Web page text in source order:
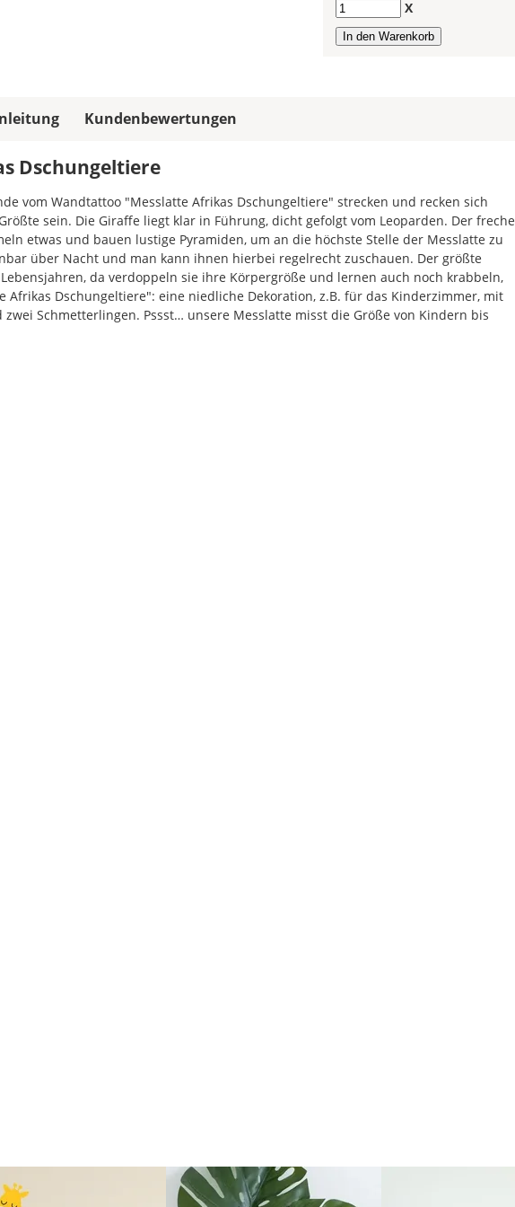
das
Wandtattoo
Soll
das
Wandtattoo
gespiegelt
werden?
Fr., 14.08. - Di.,
Anzahl X
Dschungeltiere
vom Wandtattoo "Messlatte Afrikas Dschungeltiere" strecken und recken sich
sein. Die Giraffe liegt klar in Führung, dicht gefolgt vom Leoparden. Der freche
etwas und bauen lustige Pyramiden, um an die höchste Stelle der Messlatte zu
über Nacht und man kann ihnen hierbei regelrecht zuschauen. Der größte
da verdoppeln sie ihre Körpergröße und lernen auch noch krabbeln,
Dschungeltiere": eine niedliche Dekoration, z.B. für das Kinderzimmer, mit
Schmetterlingen. Pssst… unsere Messlatte misst die Größe von Kindern bis
Kundenbewertungen